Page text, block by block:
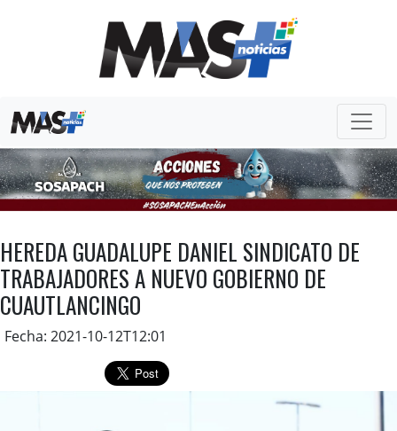
HEREDA GUADALUPE DANIEL SINDICATO DE
TRABAJADORES A NUEVO GOBIERNO DE
CUAUTLANCINGO
Fecha: 2021-10-12T12:01